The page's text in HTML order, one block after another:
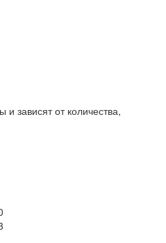
зависят от количества,